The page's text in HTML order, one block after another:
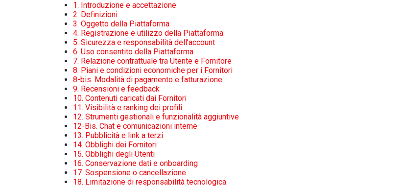
1. Introduzione e accettazione
2. Definizioni
3. Oggetto della Piattaforma
4. Registrazione e utilizzo della Piattaforma
5. Sicurezza e responsabilità dell’account
6. Uso consentito della Piattaforma
7. Relazione contrattuale tra Utente e Fornitore
8. Piani e condizioni economiche per i Fornitori
8-bis. Modalità di pagamento e fatturazione
9. Recensioni e feedback
10. Contenuti caricati dai Fornitori
11. Visibilità e ranking dei profili
12. Strumenti gestionali e funzionalità aggiuntive
12-Bis. Chat e comunicazioni interne
13. Pubblicità e link a terzi
14. Obblighi dei Fornitori
15. Obblighi degli Utenti
16. Conservazione dati e onboarding
17. Sospensione o cancellazione
18. Limitazione di responsabilità tecnologica